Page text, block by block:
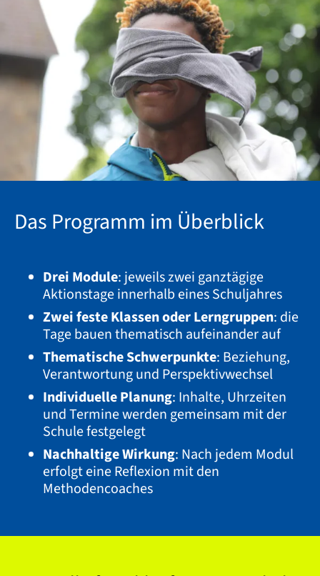
Das Programm im Überblick
Drei Module: jeweils zwei ganztägige
Aktionstage innerhalb eines Schuljahres
Zwei feste Klassen oder Lerngruppen: die
Tage bauen thematisch aufeinander auf
Thematische Schwerpunkte: Beziehung,
Verantwortung und Perspektivwechsel
Individuelle Planung: Inhalte, Uhrzeiten
und Termine werden gemeinsam mit der
Schule festgelegt
Nachhaltige Wirkung: Nach jedem Modul
erfolgt eine Reflexion mit den
Methodencoaches